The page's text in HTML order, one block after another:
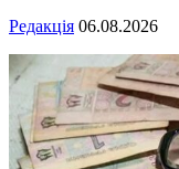
Редакція 06.08.2026